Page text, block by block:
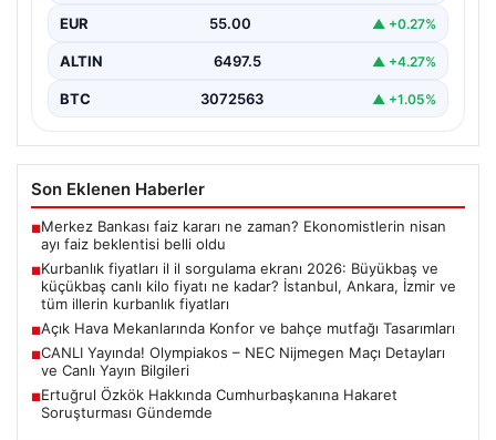
EUR 55.00 ▲ +0.27%
ALTIN 6497.5 ▲ +4.27%
BTC 3072563 ▲ +1.05%
Son Eklenen Haberler
■Merkez Bankası faiz kararı ne zaman? Ekonomistlerin nisan
ayı faiz beklentisi belli oldu
■Kurbanlık fiyatları il il sorgulama ekranı 2026: Büyükbaş ve
küçükbaş canlı kilo fiyatı ne kadar? İstanbul, Ankara, İzmir ve
tüm illerin kurbanlık fiyatları
■Açık Hava Mekanlarında Konfor ve bahçe mutfağı Tasarımları
■CANLI Yayında! Olympiakos – NEC Nijmegen Maçı Detayları
ve Canlı Yayın Bilgileri
■Ertuğrul Özkök Hakkında Cumhurbaşkanına Hakaret
Soruşturması Gündemde